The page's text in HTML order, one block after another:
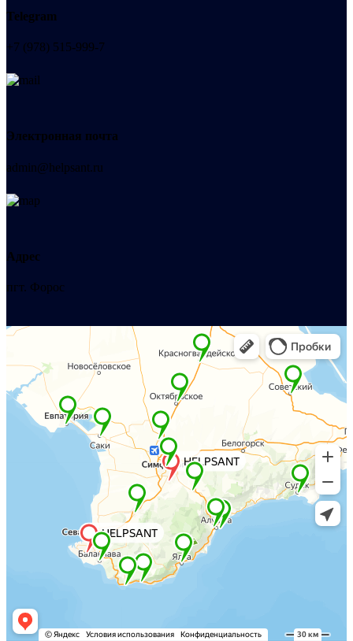
Telegram
+7 (978) 515-999-7
Электронная почта
admin@helpsant.ru
Адрес
пгт. Форос